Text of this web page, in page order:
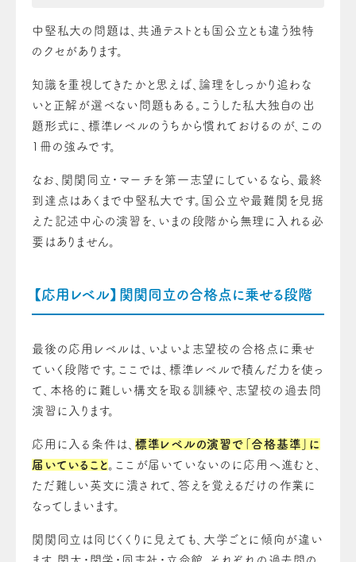
中堅私大の問題は、共通テストとも国公立とも違う独特
のクセがあります。
知識を重視してきたかと思えば、論理をしっかり追わな
いと正解が選べない問題もある。こうした私大独自の出
題形式に、標準レベルのうちから慣れておけるのが、この
1冊の強みです。
なお、関関同立・マーチを第一志望にしているなら、最終
到達点はあくまで中堅私大です。国公立や最難関を見据
えた記述中心の演習を、いまの段階から無理に入れる必
要はありません。
【応用レベル】関関同立の合格点に乗せる段階
最後の応用レベルは、いよいよ志望校の合格点に乗せ
ていく段階です。ここでは、標準レベルで積んだ力を使っ
て、本格的に難しい構文を取る訓練や、志望校の過去問
演習に入ります。
応用に入る条件は、 標準レベルの演習で「合格基準」に
届いていること。ここが届いていないのに応用へ進むと、
ただ難しい英文に潰されて、答えを覚えるだけの作業に
なってしまいます。
関関同立は同じくくりに見えても、大学ごとに傾向が違い